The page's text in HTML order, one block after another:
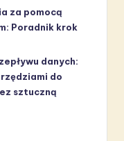
za pomocą
Poradnik krok
danych:
do
sztuczną